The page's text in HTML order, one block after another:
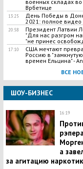
военных складах во
Врбетице
13:25
День Победы в
2021: полное видео
20:58
Президент Латвии
"Для нас разгром
"не принес
17:10
США мечтают
Россию в
времен Ельцина" -
ВСЕ
ШОУ-БИЗНЕС
16:19
а
за агитацию